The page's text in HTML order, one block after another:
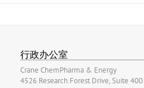
行政办公室
Crane ChemPharma & Energy
4526 Research Forest Drive, Suite 400